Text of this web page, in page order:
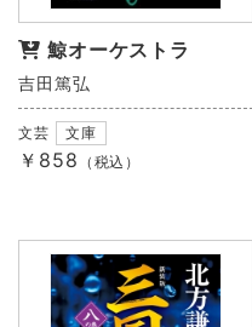
鯨オーケストラ
吉田篤弘
文芸 文庫
￥858 （税込）